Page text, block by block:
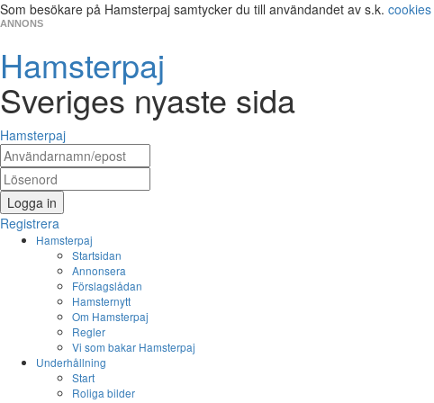
Som besökare på Hamsterpaj samtycker du till användandet av s.k. cookies
ANNONS
Hamsterpaj
Sveriges nyaste sida
Hamsterpaj
Logga in
Registrera
Hamsterpaj
Startsidan
Annonsera
Förslagslådan
Hamsternytt
Om Hamsterpaj
Regler
Vi som bakar Hamsterpaj
Underhållning
Start
Roliga bilder